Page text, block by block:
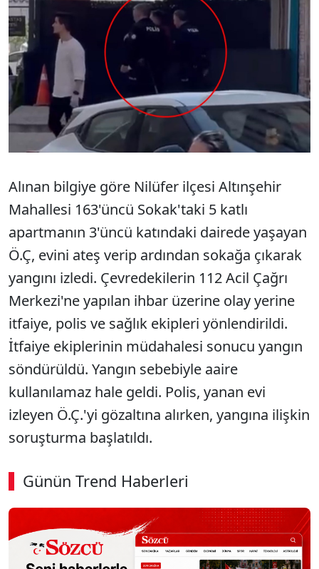
Alınan bilgiye göre Nilüfer ilçesi Altınşehir
Mahallesi 163'üncü Sokak'taki 5 katlı
apartmanın 3'üncü katındaki dairede yaşayan
Ö.Ç, evini ateş verip ardından sokağa çıkarak
yangını izledi. Çevredekilerin 112 Acil Çağrı
Merkezi'ne yapılan ihbar üzerine olay yerine
itfaiye, polis ve sağlık ekipleri yönlendirildi.
İtfaiye ekiplerinin müdahalesi sonucu yangın
söndürüldü. Yangın sebebiyle aaire
kullanılamaz hale geldi. Polis, yanan evi
izleyen Ö.Ç.'yi gözaltına alırken, yangına ilişkin
soruşturma başlatıldı.
Günün Trend Haberleri